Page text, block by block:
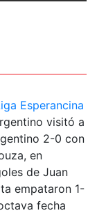
Esperancina
visitó a
2-0 con
en
de Juan
empataron 1-
fecha